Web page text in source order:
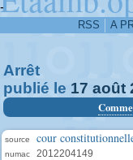
-
RSS A
Arrêt
publié le 17 août
source cour
numac 2012204149